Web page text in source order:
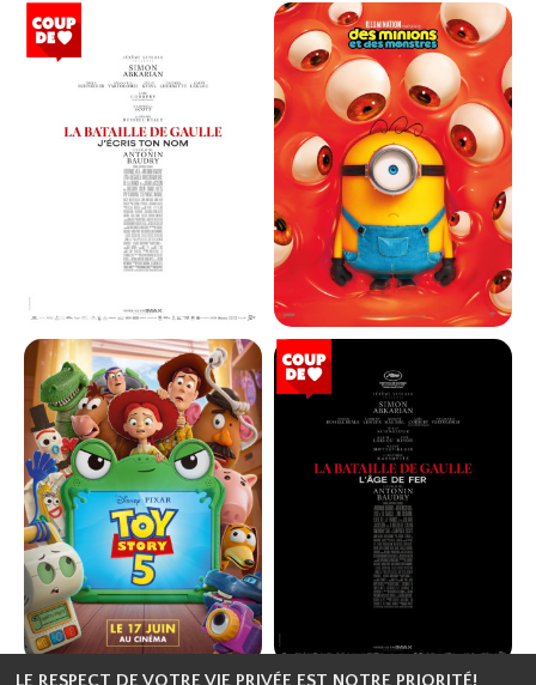
Horaires et Infos
Bande-annonce
Réservation
Action, Fantasti...
VAIANA, LA LÉGENDE DU BOUT
DU MONDE
Horaires et Infos
Bande-annonce
Réservation
Aventure, Famili...
LA BATAILLE DE GAULLE - PARTIE
2 : J'ÉCRIS TON NOM
Horaires et Infos
Bande-annonce
Réservation
Histoire, Drame,...
VF
Horaires et Infos
Bande-annonce
Réservation
Animation, Comé...